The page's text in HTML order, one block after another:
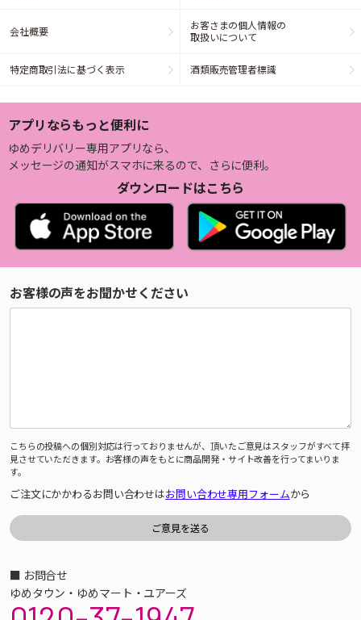
会社概要
お客さまの個人情報の
取扱いについて
特定商取引法に基づく表示 酒類販売管理者標識
アプリならもっと便利に
ゆめデリバリー専用アプリなら、
メッセージの通知がスマホに来るので、さらに便利。
ダウンロードはこちら
お客様の声をお聞かせください
こちらの投稿への個別対応は行っておりませんが、頂いたご意見はスタッフがすべて拝
見させていただきます。お客様の声をもとに商品開発・サイト改善を行ってまいりま
す。
ご注文にかかわるお問い合わせはお問い合わせ専用フォームから
■ お問合せ
ゆめタウン・ゆめマート・ユアーズ